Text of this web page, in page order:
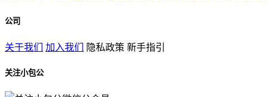
公司
关于我们 加入我们 隐私政策 新手指引
关注小包公